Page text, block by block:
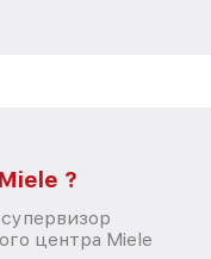
?
центра Miele